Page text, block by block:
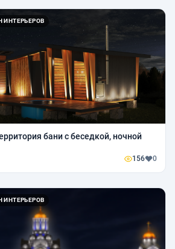
ИНТЕРЬЕРОВ
бани с беседкой, ночной
156 0
ИНТЕРЬЕРОВ